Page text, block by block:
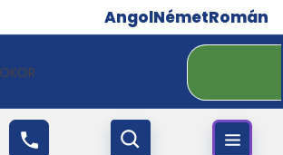
AngolNémetRomán